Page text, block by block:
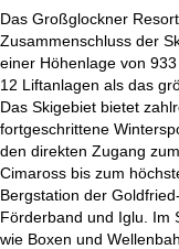
Das Großglockner
Zusammenschluss der
einer Höhenlage von
12 Liftanlagen als das
Das Skigebiet bietet
fortgeschrittene
den direkten Zugang
Cimaross bis zum
Bergstation der
Förderband und Iglu. Im
wie Boxen und